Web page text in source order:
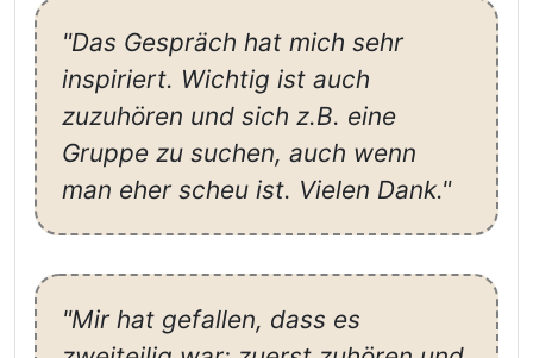
"Das Gespräch hat mich sehr
inspiriert. Wichtig ist auch
zuzuhören und sich z.B. eine
Gruppe zu suchen, auch wenn
man eher scheu ist. Vielen Dank."
"Mir hat gefallen, dass es